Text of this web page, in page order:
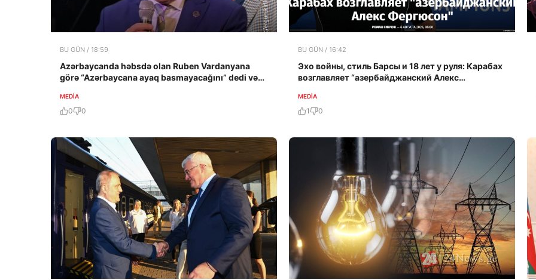
BU GÜN / 18:59
Azərbaycanda həbsdə olan Ruben Vardanyana
görə “Azərbaycana ayaq basmayacağını” dedi və…
MEDİA
0 0
BU GÜN / 16:42
Эхо войны, стиль Барсы и 18 лет у руля: Карабах
возглавляет “азербайджанский Алекс
MEDİA
1 0